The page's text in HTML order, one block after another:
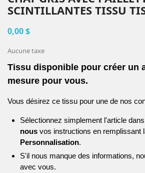
SCINTILLANTES TISSU
0,00 $
Aucune taxe
Tissu disponible pour créer un
mesure pour vous.
Vous désirez ce tissu pour une de nos
Sélectionnez simplement l'article
nous vos instructions en remplissant
Personnalisation.
S'il nous manque des informations,
avec vous.